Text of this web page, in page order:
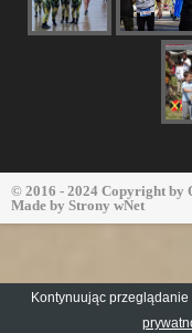
© 2016 - 2024 Copyright by
Made by Strony wNet
Kontynuując